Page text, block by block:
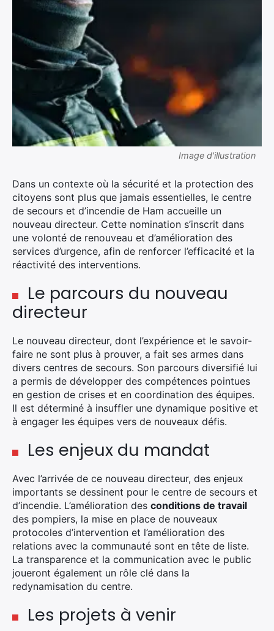
Image d'illustration
Dans un contexte où la sécurité et la protection des
citoyens sont plus que jamais essentielles, le centre
de secours et d’incendie de Ham accueille un
nouveau directeur. Cette nomination s’inscrit dans
une volonté de renouveau et d’amélioration des
services d’urgence, afin de renforcer l’efficacité et la
réactivité des interventions.
Le parcours du nouveau
directeur
Le nouveau directeur, dont l’expérience et le savoir-
faire ne sont plus à prouver, a fait ses armes dans
divers centres de secours. Son parcours diversifié lui
a permis de développer des compétences pointues
en gestion de crises et en coordination des équipes.
Il est déterminé à insuffler une dynamique positive et
à engager les équipes vers de nouveaux défis.
Les enjeux du mandat
Avec l’arrivée de ce nouveau directeur, des enjeux
importants se dessinent pour le centre de secours et
d’incendie. L’amélioration des conditions de travail
des pompiers, la mise en place de nouveaux
protocoles d’intervention et l’amélioration des
relations avec la communauté sont en tête de liste.
La transparence et la communication avec le public
joueront également un rôle clé dans la
redynamisation du centre.
Les projets à venir